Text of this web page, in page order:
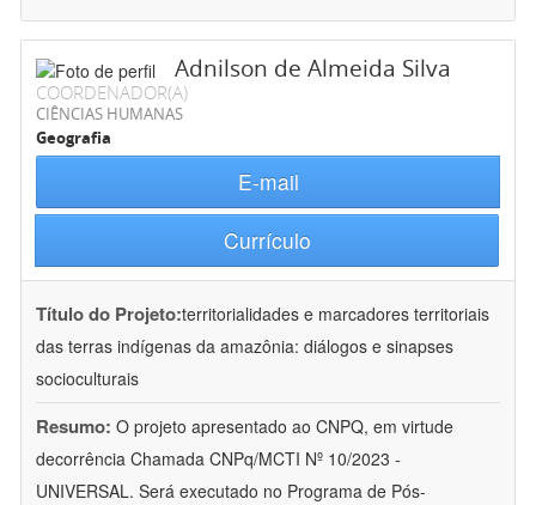
Adnilson de Almeida Silva
COORDENADOR(A)
CIÊNCIAS HUMANAS
Geografia
E-mail
Currículo
Título do Projeto:territorialidades e marcadores territoriais
das terras indígenas da amazônia: diálogos e sinapses
socioculturais
Resumo: O projeto apresentado ao CNPQ, em virtude
decorrência Chamada CNPq/MCTI Nº 10/2023 -
UNIVERSAL. Será executado no Programa de Pós-